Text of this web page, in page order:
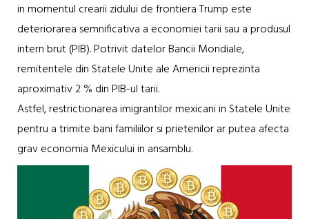
in momentul crearii zidului de frontiera Trump este
deteriorarea semnificativa a economiei tarii sau a produsul
intern brut (PIB). Potrivit datelor Bancii Mondiale,
remitentele din Statele Unite ale Americii reprezinta
aproximativ 2 % din PIB-ul tarii.
Astfel, restrictionarea imigrantilor mexicani in Statele Unite
pentru a trimite bani familiilor si prietenilor ar putea afecta
grav economia Mexicului in ansamblu.